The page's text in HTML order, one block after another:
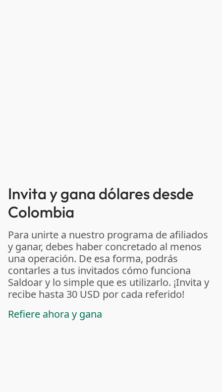
Invita y gana dólares desde
Colombia
Para unirte a nuestro programa de afiliados
y ganar, debes haber concretado al menos
una operación. De esa forma, podrás
contarles a tus invitados cómo funciona
Saldoar y lo simple que es utilizarlo. ¡Invita y
recibe hasta 30 USD por cada referido!
Refiere ahora y gana